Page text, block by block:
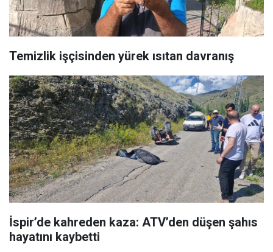
Temizlik işçisinden yürek ısıtan davranış
İspir’de kahreden kaza: ATV’den düşen şahıs
hayatını kaybetti